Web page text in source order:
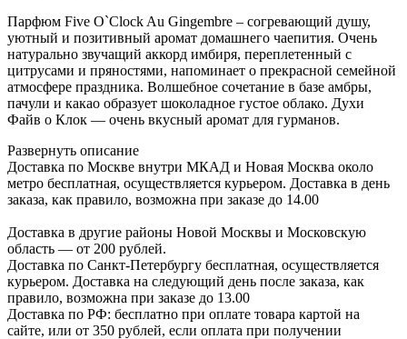
Парфюм Five O`Clock Au Gingembre – согревающий душу,
уютный и позитивный аромат домашнего чаепития. Очень
натурально звучащий аккорд имбиря, переплетенный с
цитрусами и пряностями, напоминает о прекрасной семейной
атмосфере праздника. Волшебное сочетание в базе амбры,
пачули и какао образует шоколадное густое облако. Духи
Файв о Клок — очень вкусный аромат для гурманов.
Развернуть описание
Доставка по Москве внутри МКАД и Новая Москва около
метро бесплатная, осуществляется курьером. Доставка в день
заказа, как правило, возможна при заказе до 14.00
Доставка в другие районы Новой Москвы и Московскую
область — от 200 рублей.
Доставка по Санкт-Петербургу бесплатная, осуществляется
курьером. Доставка на следующий день после заказа, как
правило, возможна при заказе до 13.00
Доставка по РФ: бесплатно при оплате товара картой на
сайте, или от 350 рублей, если оплата при получении